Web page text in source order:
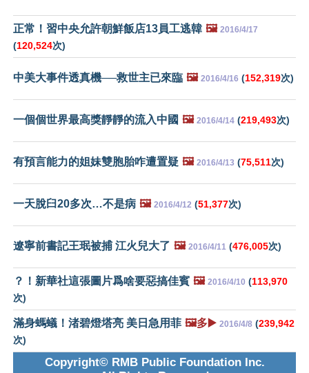
正常！習中央允許朝鮮飯店13員工逃韓 🖼️ 2016/4/17
(120,524次)
中美大事件透真機──救世主已來臨 🖼️ 2016/4/16 (152,319次)
一個個世界最高獎靜靜的流入中國 🖼️ 2016/4/14 (219,493次)
有預言能力的姐妹雙胞胎咋遭置疑 🖼️ 2016/4/13 (75,511次)
一天脫臼20多次…不是病 🖼️ 2016/4/12 (51,377次)
遼寧前書記王珉被捕 江火兒大了 🖼️ 2016/4/11 (476,005次)
？！新華社這張圖片爲啥要惡搞佳賓 🖼️ 2016/4/10 (113,970
次)
滿身螞蟻！渚碧燈塔亮 美日急用菲 🖼️多▶️ 2016/4/8 (239,942
次)
Copyright© RMB Public Foundation Inc.